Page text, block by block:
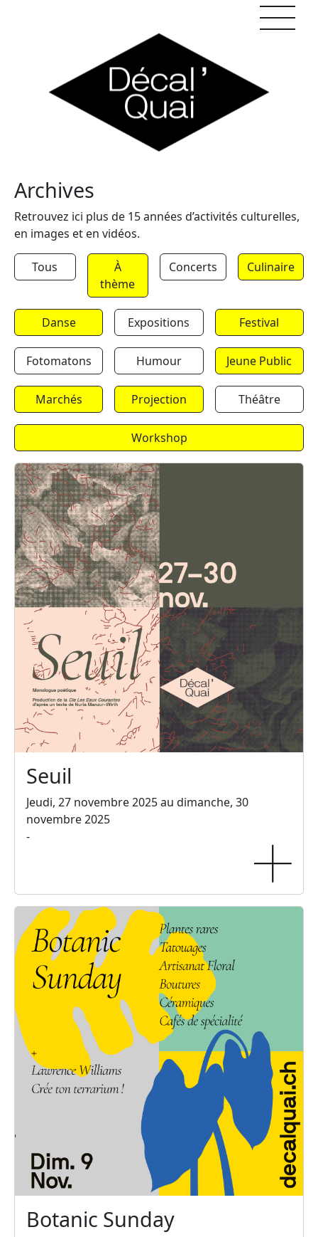
Archives
Retrouvez ici plus de 15 années d’activités culturelles,
en images et en vidéos.
Tous
À
thème
Concerts Culinaire
Danse Expositions Festival
Fotomatons Humour Jeune Public
Marchés Projection Théâtre
Workshop
Seuil
Jeudi, 27 novembre 2025 au dimanche, 30
novembre 2025
-
Botanic Sunday